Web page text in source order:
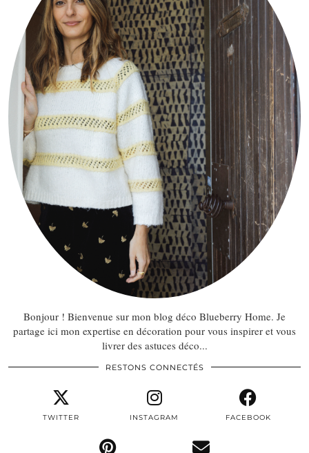
Bonjour ! Bienvenue sur mon blog déco Blueberry Home. Je
partage ici mon expertise en décoration pour vous inspirer et vous
livrer des astuces déco...
RESTONS CONNECTÉS
TWITTER INSTAGRAM FACEBOOK